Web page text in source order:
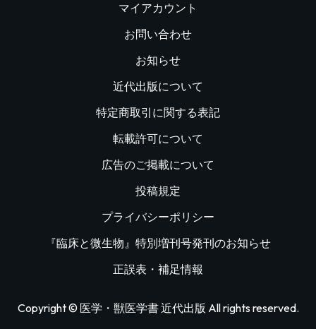
マイアカウント
お問い合わせ
お知らせ
近代出版について
特定商取引に関する表記
転載許可について
広告のご掲載について
投稿規定
プライバシーポリシー
『臨床と微生物』特別増刊号発刊のお知らせ
正誤表・補足情報
Copyright © 医学・獣医学書 近代出版 All rights reserved.